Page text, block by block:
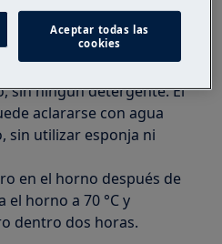
de carbón activo:
en el lavavajillas y
sin ningún detergente. El
aclararse con agua
sin utilizar esponja ni
en el horno después de
el horno a 70 °C y
dentro dos horas.
Aceptar todas las
cookies